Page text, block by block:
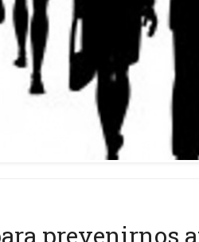
prevenirnos